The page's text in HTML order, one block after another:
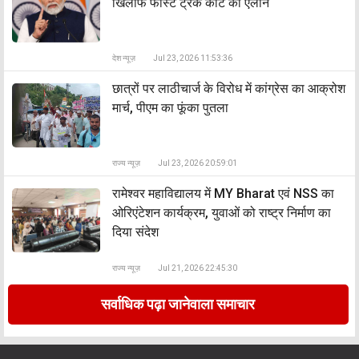
देश न्यूज़ Jul 23, 2026 11:53:36
छात्रों पर लाठीचार्ज के विरोध में कांग्रेस का आक्रोश
मार्च, पीएम का फूंका पुतला
राज्य न्यूज़ Jul 23, 2026 20:59:01
रामेश्वर महाविद्यालय में MY Bharat एवं NSS का
ओरिएंटेशन कार्यक्रम, युवाओं को राष्ट्र निर्माण का
दिया संदेश
राज्य न्यूज़ Jul 21, 2026 22:45:30
सर्वाधिक पढ़ा जानेवाला समाचार